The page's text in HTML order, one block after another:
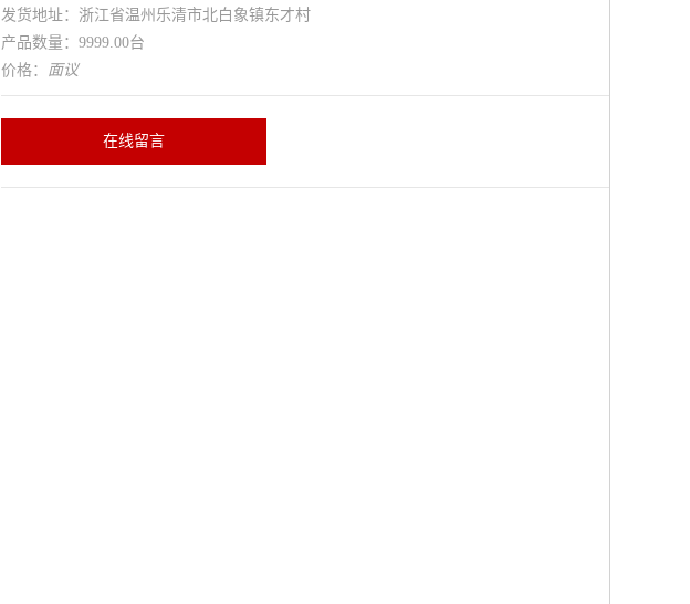
发货地址：浙江省温州乐清市北白象镇东才村
产品数量：9999.00台
价格： 面议
在线留言